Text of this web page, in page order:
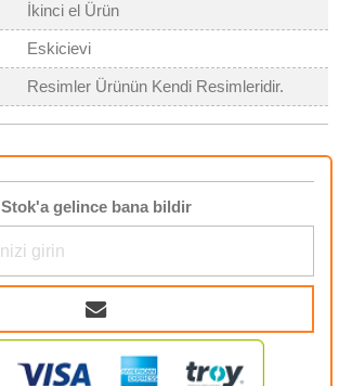
İkinci el Ürün
Eskicievi
Resimler Ürünün Kendi Resimleridir.
Stok'a gelince bana bildir